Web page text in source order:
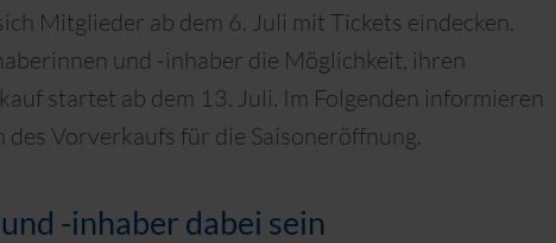
Mitglieder ab dem 6. Juli mit Tickets eindecken.
und -inhaber die Möglichkeit, ihren
startet ab dem 13. Juli. Im Folgenden informieren
Vorverkaufs für die Saisoneröffnung.
-inhaber dabei sein